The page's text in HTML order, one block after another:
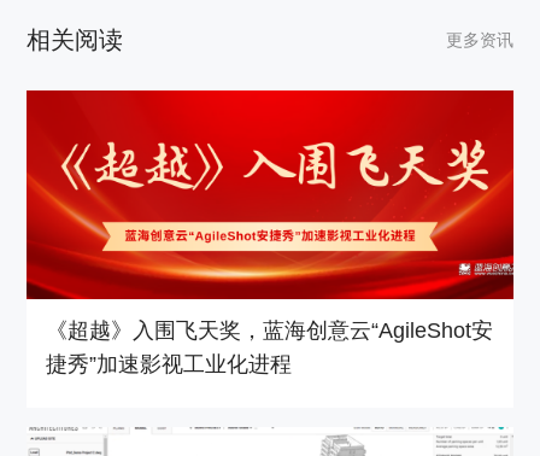
相关阅读 更多资讯
《超越》入围飞天奖，蓝海创意云“AgileShot安
捷秀”加速影视工业化进程